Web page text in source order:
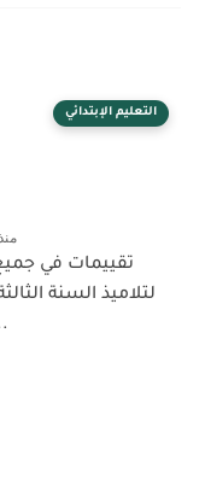
التعليم الإبتدائي
منذ 4
تقييمات في
لتلاميذ السنة